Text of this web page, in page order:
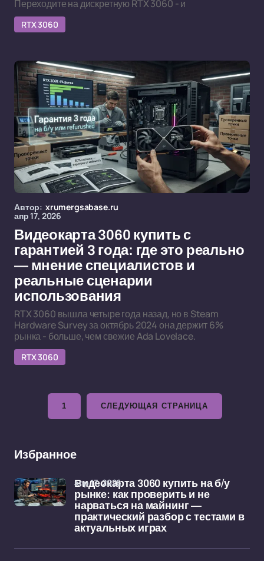
Переходите на дискретную RTX 3060 - и
RTX 3060
Автор: xrumergsabase.ru
апр 17, 2026
Видеокарта 3060 купить с
гарантией 3 года: где это реально
— мнение специалистов и
реальные сценарии
использования
RTX 3060 вышла четыре года назад, но в Steam
Hardware Survey за октябрь 2024 она держит 6%
рынка - больше, чем свежие Ada Lovelace.
RTX 3060
1 СЛЕДУЮЩАЯ СТРАНИЦА
Избранное
Видеокарта 3060 купить на б/у
рынке: как проверить и не
нарваться на майнинг —
практический разбор с тестами в
актуальных играх
апр 17, 2026